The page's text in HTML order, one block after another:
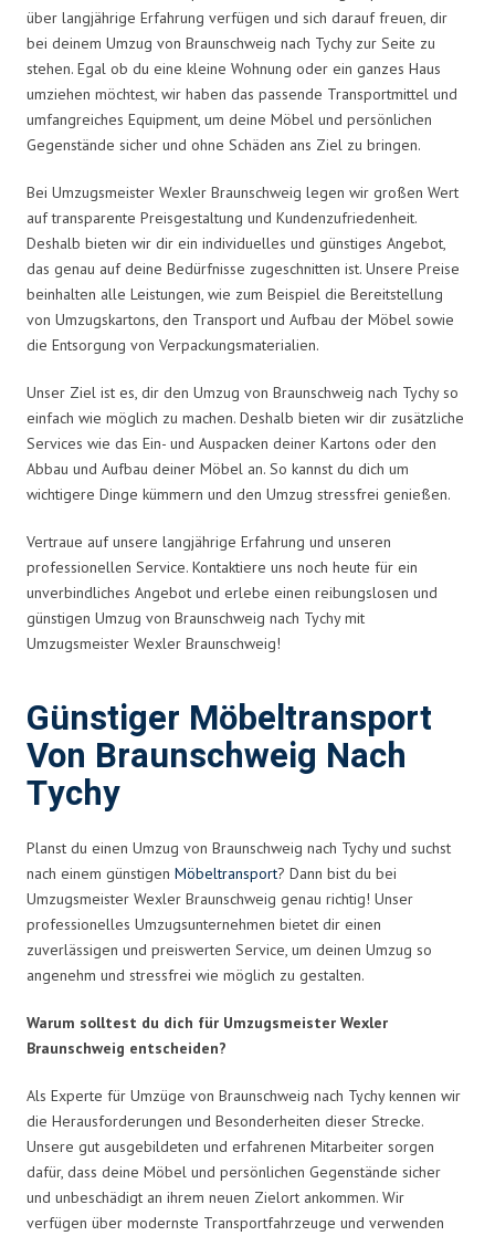
über langjährige Erfahrung verfügen und sich darauf freuen, dir
bei deinem Umzug von Braunschweig nach Tychy zur Seite zu
stehen. Egal ob du eine kleine Wohnung oder ein ganzes Haus
umziehen möchtest, wir haben das passende Transportmittel und
umfangreiches Equipment, um deine Möbel und persönlichen
Gegenstände sicher und ohne Schäden ans Ziel zu bringen.
Bei Umzugsmeister Wexler Braunschweig legen wir großen Wert
auf transparente Preisgestaltung und Kundenzufriedenheit.
Deshalb bieten wir dir ein individuelles und günstiges Angebot,
das genau auf deine Bedürfnisse zugeschnitten ist. Unsere Preise
beinhalten alle Leistungen, wie zum Beispiel die Bereitstellung
von Umzugskartons, den Transport und Aufbau der Möbel sowie
die Entsorgung von Verpackungsmaterialien.
Unser Ziel ist es, dir den Umzug von Braunschweig nach Tychy so
einfach wie möglich zu machen. Deshalb bieten wir dir zusätzliche
Services wie das Ein- und Auspacken deiner Kartons oder den
Abbau und Aufbau deiner Möbel an. So kannst du dich um
wichtigere Dinge kümmern und den Umzug stressfrei genießen.
Vertraue auf unsere langjährige Erfahrung und unseren
professionellen Service. Kontaktiere uns noch heute für ein
unverbindliches Angebot und erlebe einen reibungslosen und
günstigen Umzug von Braunschweig nach Tychy mit
Umzugsmeister Wexler Braunschweig!
Günstiger Möbeltransport
Von Braunschweig Nach
Tychy
Planst du einen Umzug von Braunschweig nach Tychy und suchst
nach einem günstigen Möbeltransport? Dann bist du bei
Umzugsmeister Wexler Braunschweig genau richtig! Unser
professionelles Umzugsunternehmen bietet dir einen
zuverlässigen und preiswerten Service, um deinen Umzug so
angenehm und stressfrei wie möglich zu gestalten.
Warum solltest du dich für Umzugsmeister Wexler
Braunschweig entscheiden?
Als Experte für Umzüge von Braunschweig nach Tychy kennen wir
die Herausforderungen und Besonderheiten dieser Strecke.
Unsere gut ausgebildeten und erfahrenen Mitarbeiter sorgen
dafür, dass deine Möbel und persönlichen Gegenstände sicher
und unbeschädigt an ihrem neuen Zielort ankommen. Wir
verfügen über modernste Transportfahrzeuge und verwenden